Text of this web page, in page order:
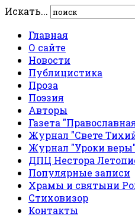
Искать...
Главная
О сайте
Новости
Публицистика
Проза
Поэзия
Авторы
Газета
Журнал "Свете
Журнал "Уроки веры"
ДПЦ Нестора
Популярные записи
Храмы и святыни
Стиховизор
Контакты